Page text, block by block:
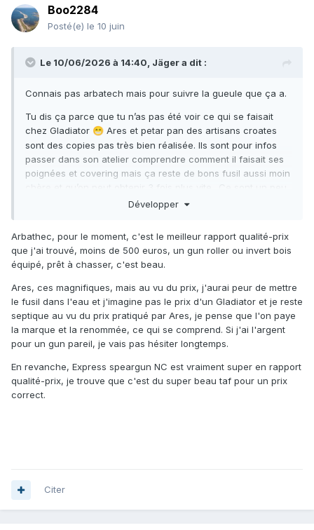
Boo2284
Posté(e) le 10 juin
Le 10/06/2026 à 14:40, Jägera dit :
Connais pas arbatech mais pour suivre la gueule que ça a.
Tu dis ça parce que tu n’as pas été voir ce qui se faisait
chez Gladiator 😁 Ares et petar pan des artisans croates
sont des copies pas très bien réalisée. Ils sont pour infos
passer dans son atelier comprendre comment il faisait ses
poignées et covering mais ça reste de bons fusil aussi moin
les carl’s gun d’alemanni le niveau de réalisation d’un fusil
sûrement ce qu’il y a de pire….
Pour ceux qui veulent de vraies infos ou occasion sur des
Développer
Arbathec, pour le moment, c'est le meilleur rapport qualité-prix
que j'ai trouvé, moins de 500 euros, un gun roller ou invert bois
équipé, prêt à chasser, c'est beau.
Ares, ces magnifiques, mais au vu du prix, j'aurai peur de mettre
le fusil dans l'eau et j'imagine pas le prix d'un Gladiator et je reste
septique au vu du prix pratiqué par Ares, je pense que l'on paye
la marque et la renommée, ce qui se comprend. Si j'ai l'argent
pour un gun pareil, je vais pas hésiter longtemps.
En revanche, Express speargun NC est vraiment super en rapport
qualité-prix, je trouve que c'est du super beau taf pour un prix
correct.
Citer